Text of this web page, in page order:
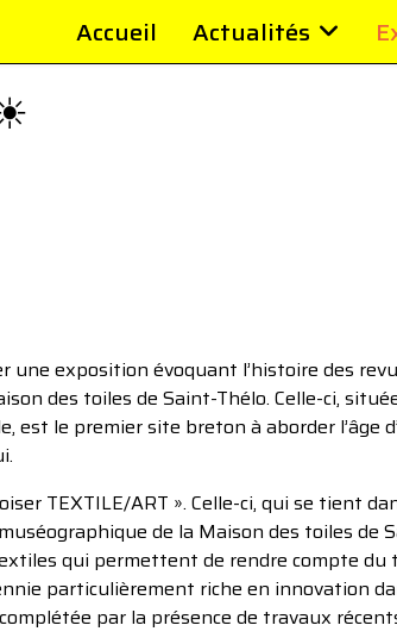
Accueil Actualités
exposition évoquant l’histoire des
des toiles de Saint-Thélo. Celle-ci,
est le premier site breton à aborder l’âge
TEXTILE/ART ». Celle-ci, qui se tient
de la Maison des toiles de
qui permettent de rendre compte du
particulièrement riche en innovation
par la présence de travaux